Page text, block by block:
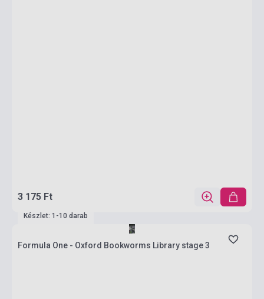
3 175 Ft
Készlet: 1-10 darab
Formula One - Oxford Bookworms Library stage 3